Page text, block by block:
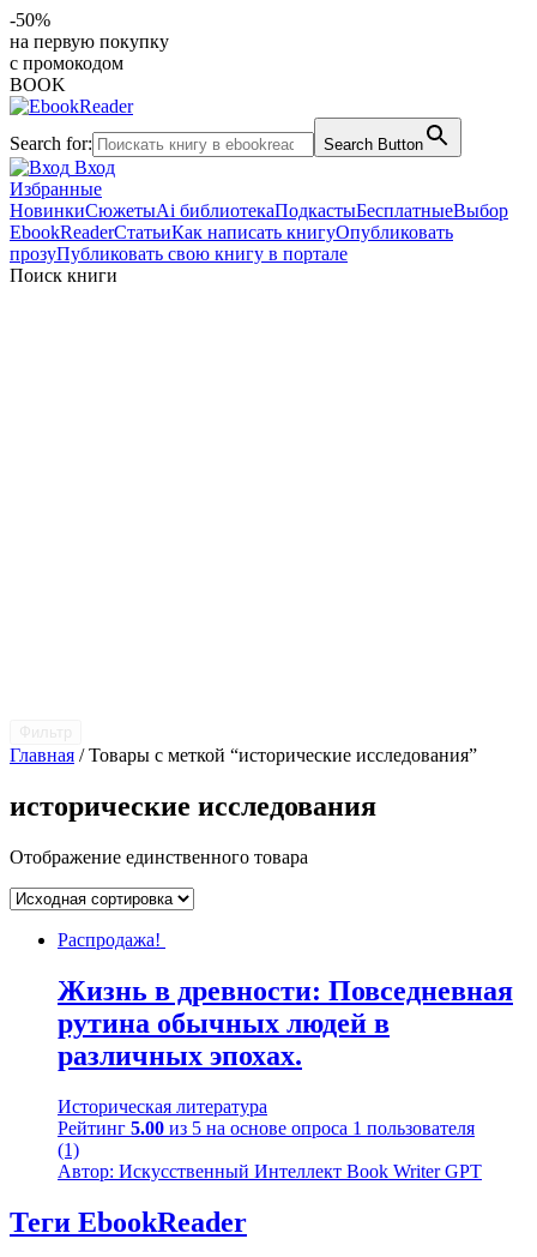
-50%
на первую покупку
с промокодом
BOOK
Search for: Search Button
Вход
Избранные
НовинкиСюжетыAi библиотекаПодкастыБесплатныеВыбор
EbookReaderСтатьиКак написать книгуОпубликовать
прозуПубликовать свою книгу в портале
Поиск книги
Главная / Товары с меткой “исторические исследования”
исторические исследования
Отображение единственного товара
Распродажа!
Жизнь в древности: Повседневная
рутина обычных людей в
различных эпохах.
Историческая литература
Рейтинг 5.00 из 5 на основе опроса 1 пользователя
(1)
Автор: Искусственный Интеллект Book Writer GPT
Теги EbookReader